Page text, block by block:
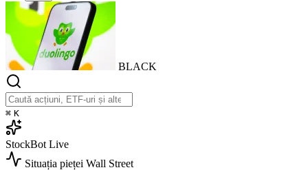
BLACK
⌘ K
StockBot Live
Situația pieței Wall Street